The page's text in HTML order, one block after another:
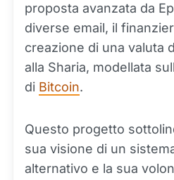
proposta avanzata da
diverse email, il
creazione di una valuta
alla Sharia, modellata
di Bitcoin.
Questo progetto
sua visione di un
alternativo e la sua